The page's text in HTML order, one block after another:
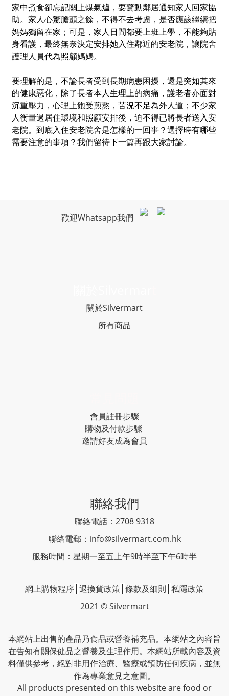
家中煮食卻忘記關上煤氣爐，要驚動鄰居通知家人回家協
助。家人心驚膽顫之餘，不得不去考慮，是否應該繼續把
媽媽獨留在家；可是，家人日間都要上班上學，不能夠貼
身看護，最終無奈決定安排她入住鄰近的安老院，讓院舍
護理人員代為照顧媽媽。
要理解的是，不論長者受到長期病患困擾，還是突如其來
的健康惡化，除了長者本人生理上的病痛，護老者亦面對
沉重壓力，心理上飽受煎熬，苦況不足為外人道；不少家
人衡量過居住環境和照顧安排後，迫不得已將長者送入安
老院。到底入住安老院舍是怎樣的一回事？選擇時有哪些
需要注意的事項？我們留待下一篇再跟大家討論。
歡迎Whatsapp我們
關於Silvermart
所有商品
會員註冊步驟
購物及付款步驟
邀請好友成為會員
聯絡我們
聯絡電話：2708 9318
聯絡電郵： info@silvermart.com.hk
服務時間：星期一至五上午9時半至下午6時半
網上購物程序 退換貨政策 條款及細則 私隱政策
2021 © Silvermart
本網站上出售的產品乃食品或營養補充品。本網站之內容旨
在告知有關保健品之營養及生理作用。本網站所載內容及資
料僅供參考，絕對非用作治療、醫療或預防任何疾病，並無
作為專業意見之意圖。
All products presented on this website are food or